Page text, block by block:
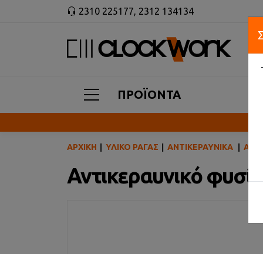
2310 225177, 2312 134134
ΠΡΟΪΟΝΤΑ
ΑΡΧΙΚΉ ΥΛΙΚΌ ΡΆΓΑΣ ΑΝΤΙΚΕΡΑΥΝΙΚΆ
Αντικεραυνικό